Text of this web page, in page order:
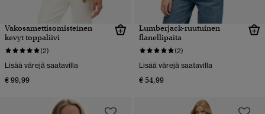
Vakosamettisomisteinen
kevyt toppaliivi
(2)
Lisää värejä saatavilla
€ 99,99
Lumberjack-ruutuinen
flanellipaita
(2)
Lisää värejä saatavilla
€ 54,99